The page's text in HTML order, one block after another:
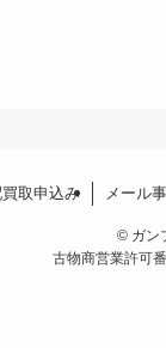
取申込み メール
© ガン
古物商営業許可